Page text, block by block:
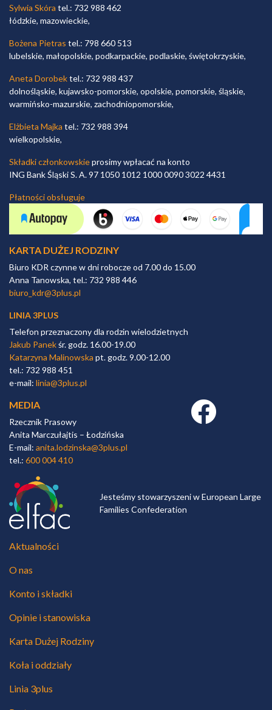
Sylwia Skóra tel.: 732 988 462
łódzkie, mazowieckie,
Bożena Pietras tel.: 798 660 513
lubelskie, małopolskie, podkarpackie, podlaskie, świętokrzyskie,
Aneta Dorobektel.: 732 988 437
dolnośląskie, kujawsko-pomorskie, opolskie, pomorskie, śląskie,
warmińsko-mazurskie, zachodniopomorskie,
Elżbieta Majka tel.: 732 988 394
wielkopolskie,
Składki członkowskieprosimy wpłacać na konto
ING Bank Śląski S. A. 97 1050 1012 1000 0090 3022 4431
Płatności obsługuje
KARTA DUŻEJ RODZINY
Biuro KDR czynne w dni robocze od 7.00 do 15.00
Anna Tanowska, tel.: 732 988 446
biuro_kdr@3plus.pl
LINIA 3PLUS
Telefon przeznaczony dla rodzin wielodzietnych
Jakub Panekśr. godz. 16.00-19.00
Katarzyna Malinowska pt. godz. 9.00-12.00
tel.: 732 988 451
e-mail: linia@3plus.pl
MEDIA
Rzecznik Prasowy
Anita Marczułajtis – Łodzińska
E-mail: anita.lodzinska@3plus.pl
tel.: 600 004 410
Facebook link
Jesteśmy stowarzyszeni w European Large
Families Confederation
Aktualności
O nas
Konto i składki
Opinie i stanowiska
Karta Dużej Rodziny
Koła i oddziały
Linia 3plus